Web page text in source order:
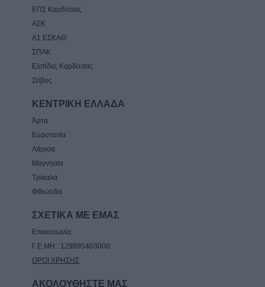
ΕΠΣ Καρδίτσας
ΑΣΚ
Α1 ΕΣΚΑΘ
ΣΠΑΚ
Ελπίδες Καρδίτσας
Στίβος
ΚΕΝΤΡΙΚΗ ΕΛΛΑΔΑ
Άρτα
Ευρυτανία
Λάρισα
Μαγνησία
Τρίκαλα
Φθιώτιδα
ΣΧΕΤΙΚΑ ΜΕ ΕΜΑΣ
Επικοινωνία
Γ.Ε.ΜΗ.: 129895403000
ΟΡΟΙ ΧΡΗΣΗΣ
ΑΚΟΛΟΥΘΗΣΤΕ ΜΑΣ